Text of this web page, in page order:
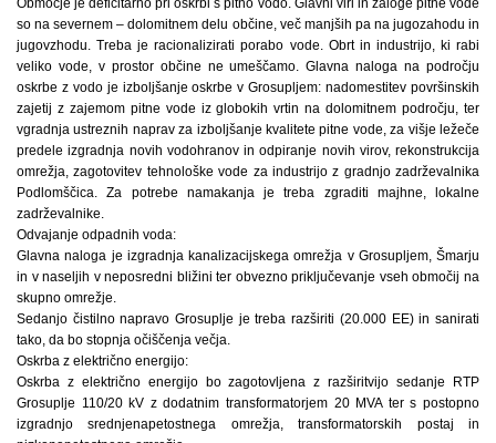
so na severnem – dolomitnem delu občine, več manjših pa na jugozahodu in
jugovzhodu. Treba je racionalizirati porabo vode. Obrt in industrijo, ki rabi
veliko vode, v prostor občine ne umeščamo. Glavna naloga na področju
oskrbe z vodo je izboljšanje oskrbe v Grosupljem: nadomestitev površinskih
zajetij z zajemom pitne vode iz globokih vrtin na dolomitnem področju, ter
vgradnja ustreznih naprav za izboljšanje kvalitete pitne vode, za višje ležeče
predele izgradnja novih vodohranov in odpiranje novih virov, rekonstrukcija
omrežja, zagotovitev tehnološke vode za industrijo z gradnjo zadrževalnika
Podlomščica. Za potrebe namakanja je treba zgraditi majhne, lokalne
zadrževalnike.
Odvajanje odpadnih voda:
Glavna naloga je izgradnja kanalizacijskega omrežja v Grosupljem, Šmarju
in v naseljih v neposredni bližini ter obvezno priključevanje vseh območij na
skupno omrežje.
Sedanjo čistilno napravo Grosuplje je treba razširiti (20.000 EE) in sanirati
tako, da bo stopnja očiščenja večja.
Oskrba z električno energijo:
Oskrba z električno energijo bo zagotovljena z razširitvijo sedanje RTP
Grosuplje 110/20 kV z dodatnim transformatorjem 20 MVA ter s postopno
izgradnjo srednjenapetostnega omrežja, transformatorskih postaj in